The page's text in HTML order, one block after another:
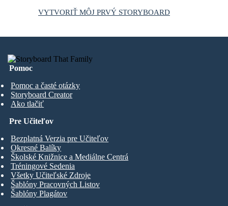
VYTVORIŤ MÔJ PRVÝ STORYBOARD
Pomoc
Pomoc a časté otázky
Storyboard Creator
Ako tlačiť
Pre Učiteľov
Bezplatná Verzia pre Učiteľov
Okresné Balíky
Školské Knižnice a Mediálne Centrá
Tréningové Sedenia
Všetky Učiteľské Zdroje
Šablóny Pracovných Listov
Šablóny Plagátov